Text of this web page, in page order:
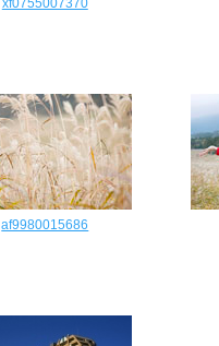
xf0755007370
af9980015686